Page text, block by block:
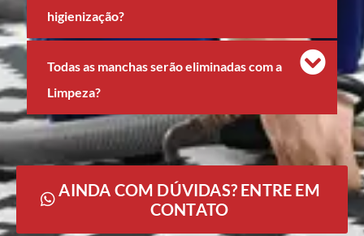
higienização?
Todas as manchas serão eliminadas com a
Limpeza?
AINDA COM DÚVIDAS? ENTRE EM
CONTATO